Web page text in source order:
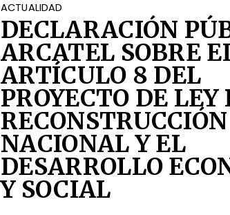
ACTUALIDAD
DECLARACIÓN
ARCATEL SOBRE
ARTÍCULO 8 DEL
PROYECTO DE
RECONSTRUCCIÓN
NACIONAL Y EL
DESARROLLO
Y SOCIAL